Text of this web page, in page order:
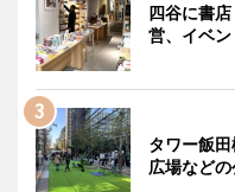
四谷に書
営、イベ
タワー飯
広場など